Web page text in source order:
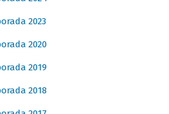
2023
2020
2019
2018